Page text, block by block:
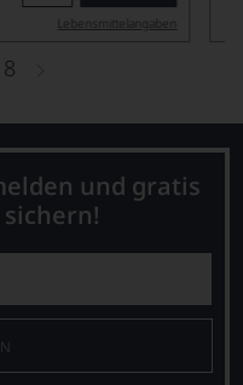
Lebensmittel­angaben
und gratis